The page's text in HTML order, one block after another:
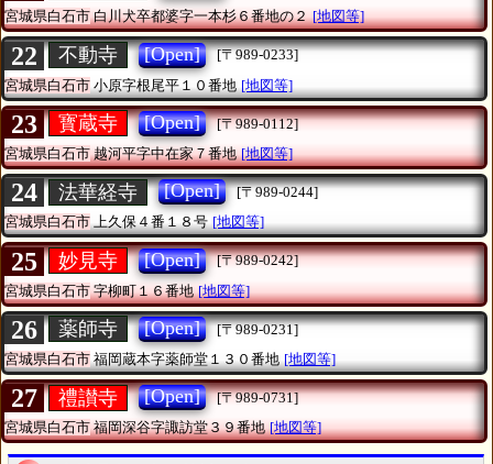
宮城県白石市白川犬卒都婆字一本杉６番地の２ [地図等]
22 不動寺 [Open]
[〒989-0233]
宮城県白石市 小原字根尾平１０番地 [地図等]
23 寳蔵寺 [Open]
[〒989-0112]
宮城県白石市越河平字中在家７番地 [地図等]
24 法華経寺 [Open]
[〒989-0244]
宮城県白石市上久保４番１８号 [地図等]
25 妙見寺 [Open]
[〒989-0242]
宮城県白石市字柳町１６番地 [地図等]
26 薬師寺 [Open]
[〒989-0231]
宮城県白石市 福岡蔵本字薬師堂１３０番地 [地図等]
27 禮讃寺 [Open]
[〒989-0731]
宮城県白石市福岡深谷字諏訪堂３９番地 [地図等]